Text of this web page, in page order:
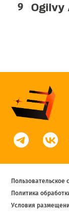
Ogilvy
Пользовательское
Политика
Условия